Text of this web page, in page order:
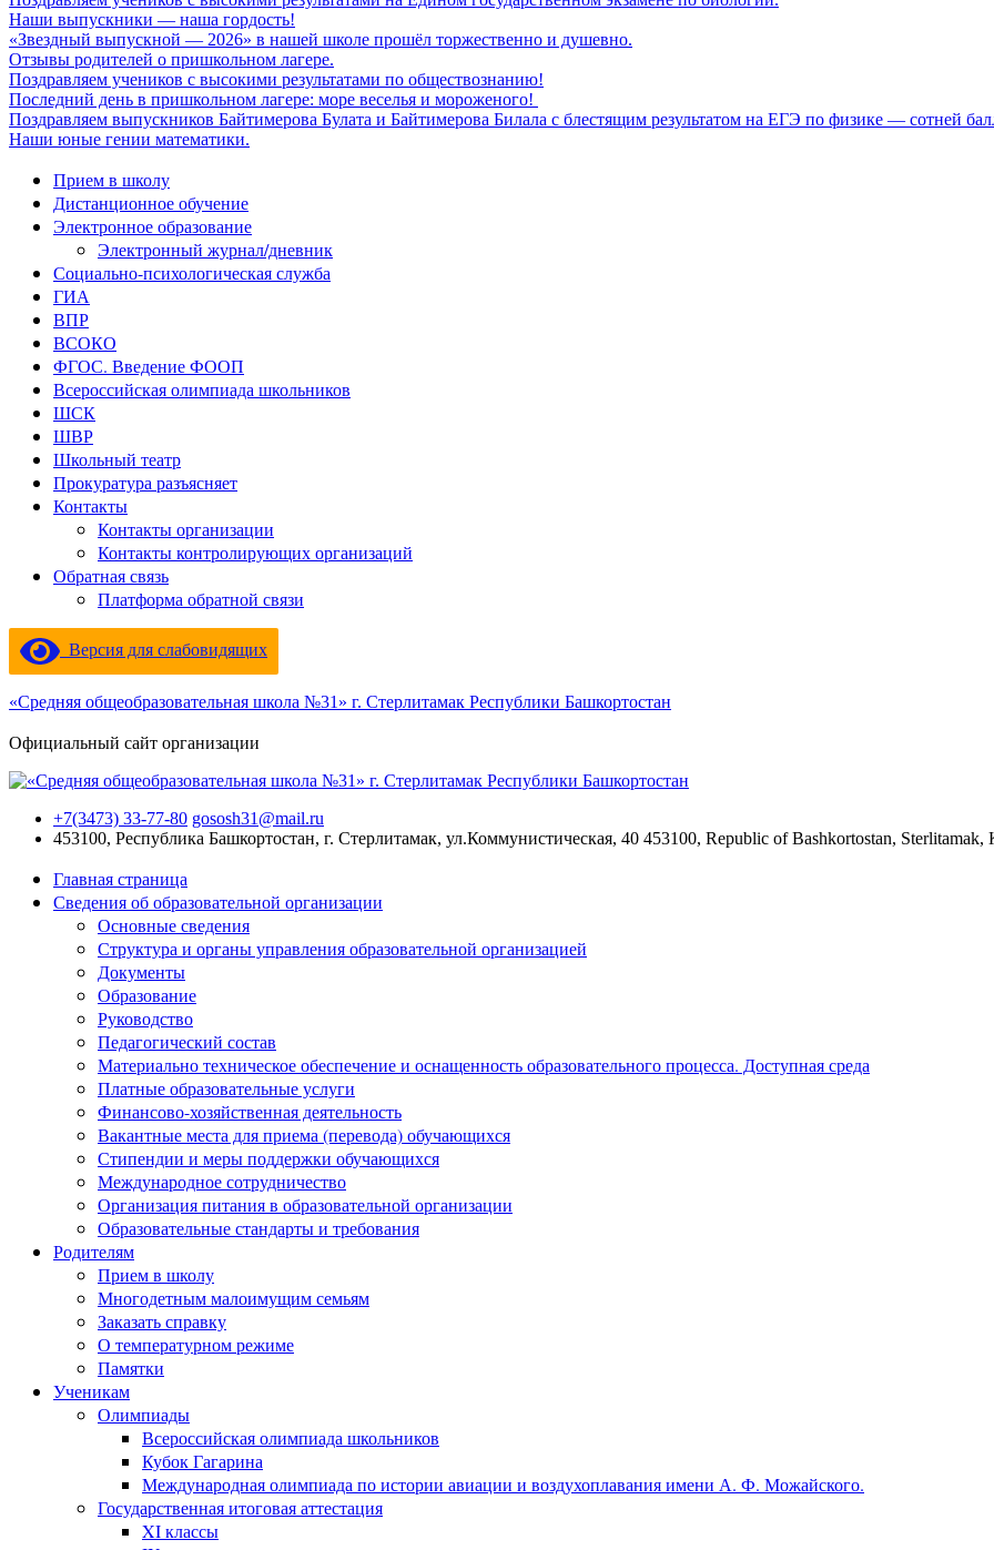
Наши выпускники — наша гордость!
«Звездный выпускной — 2026» в нашей школе прошёл торжественно и душевно.
Отзывы родителей о пришкольном лагере.
Поздравляем учеников с высокими результатами по обществознанию!
Последний день в пришкольном лагере: море веселья и мороженого!
Поздравляем выпускников Байтимерова Булата и Байтимерова Билала с блестящим результатом на ЕГЭ по физике — сотней
Наши юные гении математики.
Прием в школу
Дистанционное обучение
Электронное образование
Электронный журнал/дневник
Социально-психологическая служба
ГИА
ВПР
ВСОКО
ФГОС. Введение ФООП
Всероссийская олимпиада школьников
ШСК
ШВР
Школьный театр
Прокуратура разъясняет
Контакты
Контакты организации
Контакты контролирующих организаций
Обратная связь
Платформа обратной связи
Версия для слабовидящих
«Средняя общеобразовательная школа №31» г. Стерлитамак Республики Башкортостан
Официальный сайт организации
+7(3473) 33-77-80 gososh31@mail.ru
453100, Республика Башкортостан, г. Стерлитамак, ул.Коммунистическая, 40 453100, Republic of Bashkortostan, Sterlitamak,
Главная страница
Сведения об образовательной организации
Основные сведения
Структура и органы управления образовательной организацией
Документы
Образование
Руководство
Педагогический состав
Материально техническое обеспечение и оснащенность образовательного процесса. Доступная среда
Платные образовательные услуги
Финансово-хозяйственная деятельность
Вакантные места для приема (перевода) обучающихся
Стипендии и меры поддержки обучающихся
Международное сотрудничество
Организация питания в образовательной организации
Образовательные стандарты и требования
Родителям
Прием в школу
Многодетным малоимущим семьям
Заказать справку
О температурном режиме
Памятки
Ученикам
Олимпиады
Всероссийская олимпиада школьников
Кубок Гагарина
Международная олимпиада по истории авиации и воздухоплавания имени А. Ф. Можайского.
Государственная итоговая аттестация
XI классы